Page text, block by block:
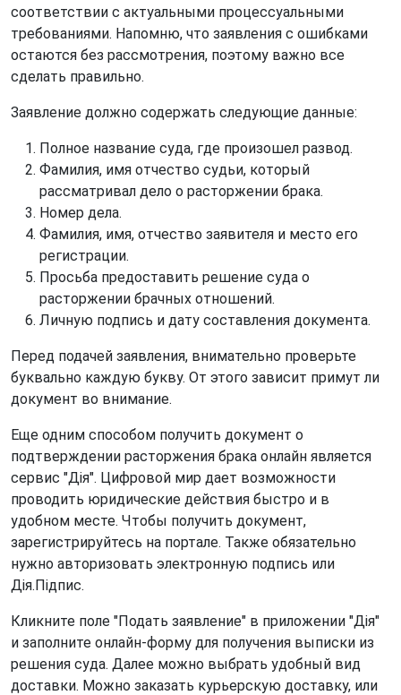
соответствии с актуальными процессуальными
требованиями. Напомню, что заявления с ошибками
остаются без рассмотрения, поэтому важно все
сделать правильно.
Заявление должно содержать следующие данные:
Полное название суда, где произошел развод.
Фамилия, имя отчество судьи, который
рассматривал дело о расторжении брака.
Номер дела.
Фамилия, имя, отчество заявителя и место его
регистрации.
Просьба предоставить решение суда о
расторжении брачных отношений.
Личную подпись и дату составления документа.
Перед подачей заявления, внимательно проверьте
буквально каждую букву. От этого зависит примут ли
документ во внимание.
Еще одним способом получить документ о
подтверждении расторжения брака онлайн является
сервис "Дія". Цифровой мир дает возможности
проводить юридические действия быстро и в
удобном месте. Чтобы получить документ,
зарегистрируйтесь на портале. Также обязательно
нужно авторизовать электронную подпись или
Дія.Підпис.
Кликните поле "Подать заявление" в приложении "Дія"
и заполните онлайн-форму для получения выписки из
решения суда. Далее можно выбрать удобный вид
доставки. Можно заказать курьерскую доставку, или